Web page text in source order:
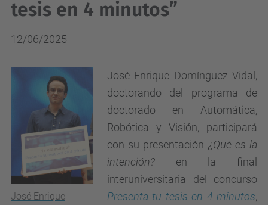
tesis en 4 minutos”
12/06/2025
José Enrique
José Enrique Domínguez Vidal,
doctorando del programa de
doctorado en Automática,
Robótica y Visión, participará
con su presentación ¿Qué es la
intención? en la final
interuniversitaria del concurso
Presenta tu tesis en 4 minutos,